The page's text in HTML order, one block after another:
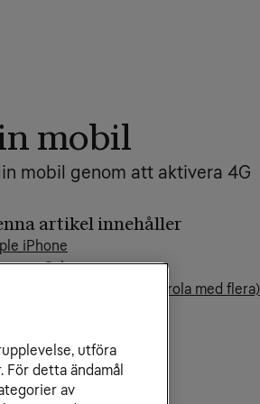
mobil
mobil genom att aktivera 4G
artikel innehåller
iPhone
Galaxy
(Huawei, Sony, Motorola med flera)
utföra
detta ändamål
av